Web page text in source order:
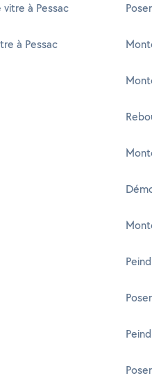
à Pessac
à Pessac